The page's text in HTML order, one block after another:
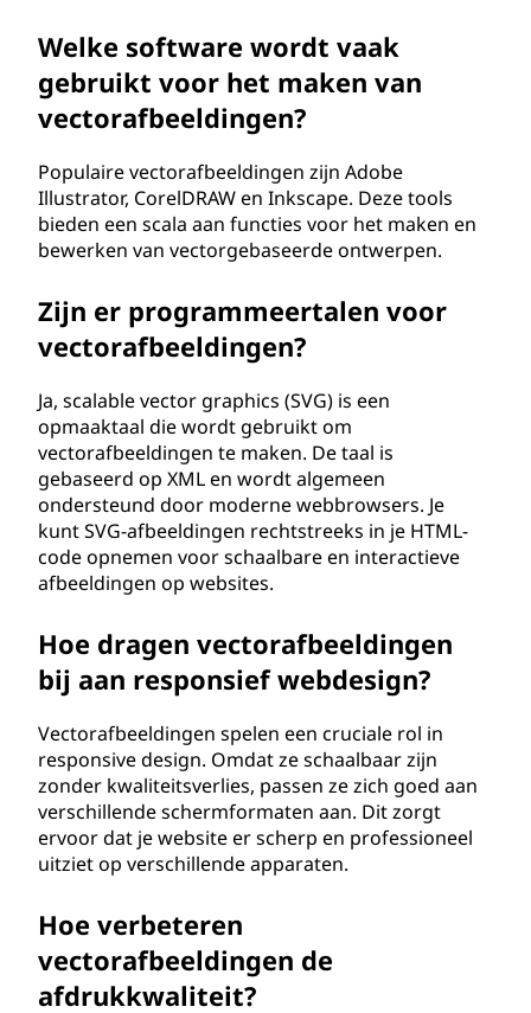
Welke software wordt vaak
gebruikt voor het maken van
vectorafbeeldingen?
Populaire vectorafbeeldingen zijn Adobe
Illustrator, CorelDRAW en Inkscape. Deze tools
bieden een scala aan functies voor het maken en
bewerken van vectorgebaseerde ontwerpen.
Zijn er programmeertalen voor
vectorafbeeldingen?
Ja, scalable vector graphics (SVG) is een
opmaaktaal die wordt gebruikt om
vectorafbeeldingen te maken. De taal is
gebaseerd op XML en wordt algemeen
ondersteund door moderne webbrowsers. Je
kunt SVG-afbeeldingen rechtstreeks in je HTML-
code opnemen voor schaalbare en interactieve
afbeeldingen op websites.
Hoe dragen vectorafbeeldingen
bij aan responsief webdesign?
Vectorafbeeldingen spelen een cruciale rol in
responsive design. Omdat ze schaalbaar zijn
zonder kwaliteitsverlies, passen ze zich goed aan
verschillende schermformaten aan. Dit zorgt
ervoor dat je website er scherp en professioneel
uitziet op verschillende apparaten.
Hoe verbeteren
vectorafbeeldingen de
afdrukkwaliteit?